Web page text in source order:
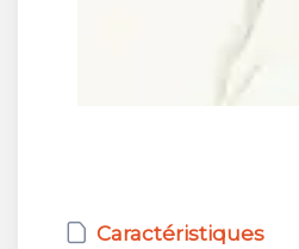
Caractéristiques